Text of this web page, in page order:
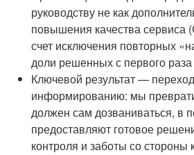
руководству не как
повышения качества сервиса
счет исключения повторных
доли решенных с первого
Ключевой результат —
информированию: мы
должен сам дозваниваться, в
предоставляют готовое
контроля и заботы со стороны